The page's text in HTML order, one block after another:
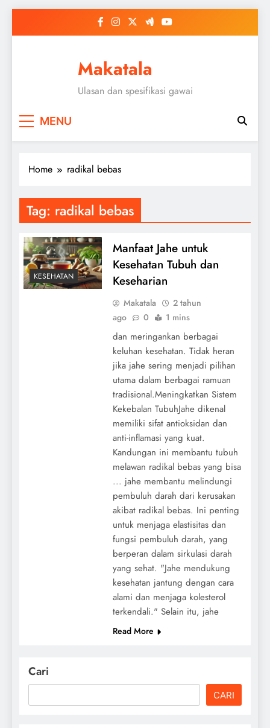
Makatala
Ulasan dan spesifikasi gawai
MENU
Home radikal bebas
Tag: radikal bebas
KESEHATAN
Manfaat Jahe untuk
Kesehatan Tubuh dan
Keseharian
Makatala
2 tahun
ago
0 1 mins
dan meringankan berbagai
keluhan kesehatan. Tidak heran
jika jahe sering menjadi pilihan
utama dalam berbagai ramuan
tradisional.Meningkatkan Sistem
Kekebalan TubuhJahe dikenal
memiliki sifat antioksidan dan
anti-inflamasi yang kuat.
Kandungan ini membantu tubuh
melawan radikal bebas yang bisa
... jahe membantu melindungi
pembuluh darah dari kerusakan
akibat radikal bebas. Ini penting
untuk menjaga elastisitas dan
fungsi pembuluh darah, yang
berperan dalam sirkulasi darah
yang sehat. "Jahe mendukung
kesehatan jantung dengan cara
alami dan menjaga kolesterol
terkendali." Selain itu, jahe
Read More
Cari
CARI